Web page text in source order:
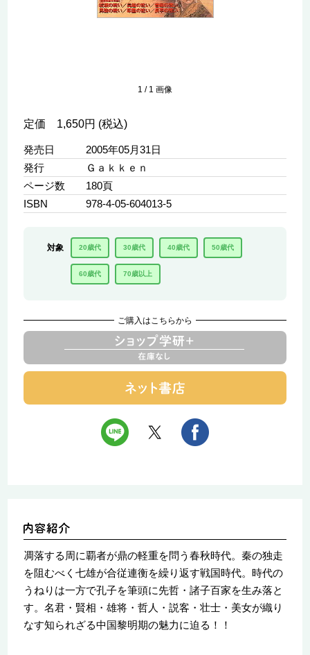
1 / 1 画像
定価 1,650円 (税込)
発売日
2005年05月31日
発行
Ｇａｋｋｅｎ
ページ数
180頁
ISBN
978-4-05-604013-5
対象 20歳代 30歳代 40歳代 50歳代
60歳代 70歳以上
ご購入はこちらから
凋落する周に覇者が鼎の軽重を問う春秋時代。秦の独走
を阻むべく七雄が合従連衡を繰り返す戦国時代。時代の
うねりは一方で孔子を筆頭に先哲・諸子百家を生み落と
す。名君・賢相・雄将・哲人・説客・壮士・美女が織り
なす知られざる中国黎明期の魅力に迫る！！